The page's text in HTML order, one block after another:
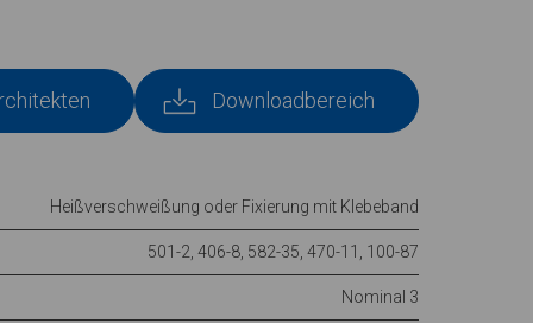
Downloadbereich
Heißverschweißung oder Fixierung mit Klebeband
501-2, 406-8, 582-35, 470-11, 100-87
Nominal 3